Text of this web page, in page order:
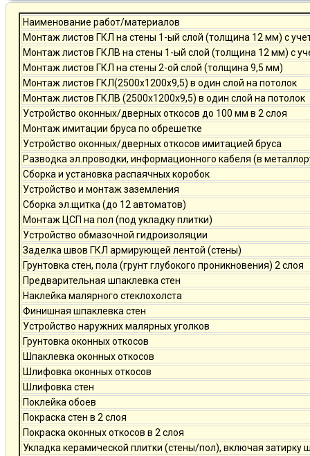
Наименование работ/материалов
Монтаж листов ГКЛ на стены 1-ый слой (толщина 12 мм) с
Монтаж листов ГКЛВ на стены 1-ый слой (толщина 12 мм) с
Монтаж листов ГКЛ на стены 2-ой слой (толщина 9,5 мм)
Монтаж листов ГКЛ(2500х1200х9,5) в один слой на потолок
Монтаж листов ГКЛВ (2500х1200х9,5) в один слой на потолок
Устройство оконных/дверных откосов до 100 мм в 2 слоя
Монтаж имитации бруса по обрешетке
Устройство оконных/дверных откосов имитацией бруса
Разводка эл.проводки, информационного кабеля (в
Сборка и установка распаячных коробок
Устройство и монтаж заземления
Сборка эл.щитка (до 12 автоматов)
Монтаж ЦСП на пол (под укладку плитки)
Устройство обмазочной гидроизоляции
Заделка швов ГКЛ армирующей лентой (стены)
Грунтовка стен, пола (грунт глубокого проникновения) 2 слоя
Предварительная шпаклевка стен
Наклейка малярного стеклохолста
Финишная шпаклевка стен
Устройство наружних малярных уголков
Грунтовка оконных откосов
Шпаклевка оконных откосов
Шлифовка оконных откосов
Шлифовка стен
Поклейка обоев
Покраска стен в 2 слоя
Покраска оконных откосов в 2 слоя
Укладка керамической плитки (стены/пол), включая затирку